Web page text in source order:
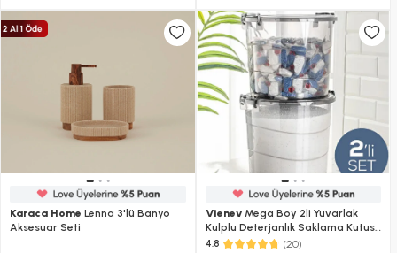
Karaca Home Lenna 3'lü Banyo
Aksesuar Seti
VienevMega Boy 2li Yuvarlak
Kulplu Deterjanlık Saklama Kutusu
Kabı - Un Bakliyat Kabı 7 Litre
4.8 (20)